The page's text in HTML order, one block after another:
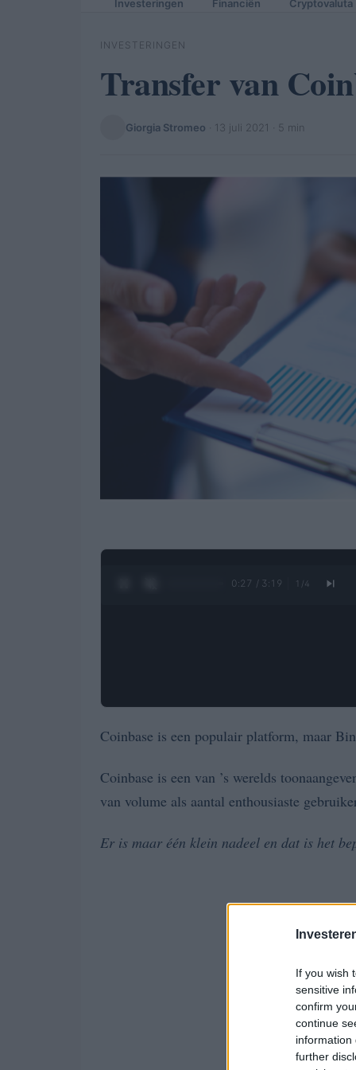
If you wish
sensitive
confirm
continue
information
further
Investeringen Financiën Cryptovaluta
INVESTERINGEN
Transfer van
Giorgia Stromeo 13 juli 2021 · 5 min
0:28 / 3:19 1 /4
Coinbase is een populair platform, maar
Coinbase is een van ’s werelds
van volume als aantal enthousiaste
Er is maar één klein nadeel en dat is het